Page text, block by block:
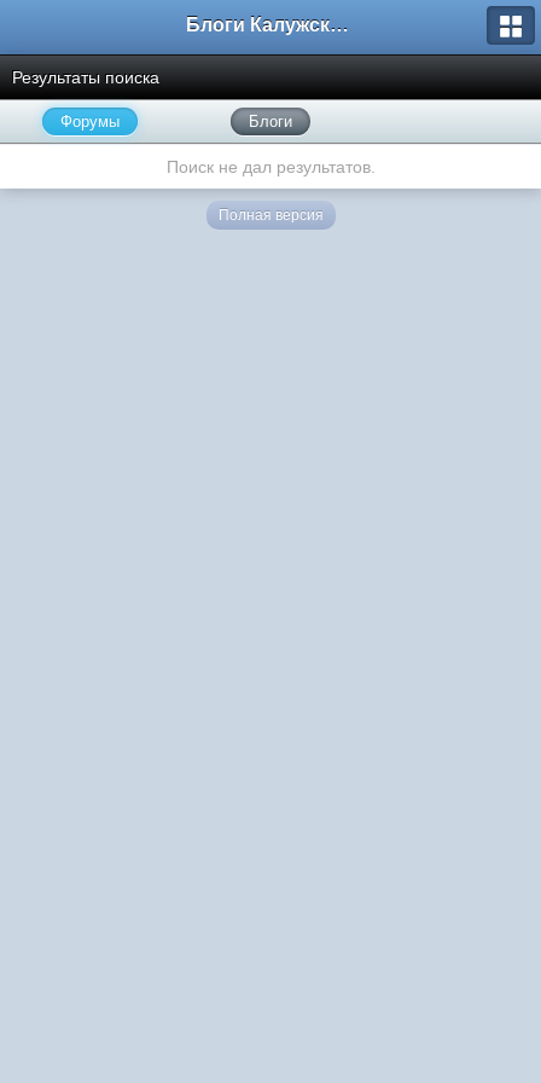
Блоги Калужского перекрестка
Результаты поиска
Форумы Блоги
Поиск не дал результатов.
Полная версия